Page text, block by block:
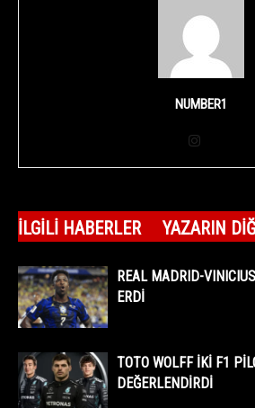
NUMBER1
İLGILI HABERLER YAZARIN
REAL MADRID-
ERDİ
TOTO WOLFF İKİ F1
DEĞERLENDİRDİ